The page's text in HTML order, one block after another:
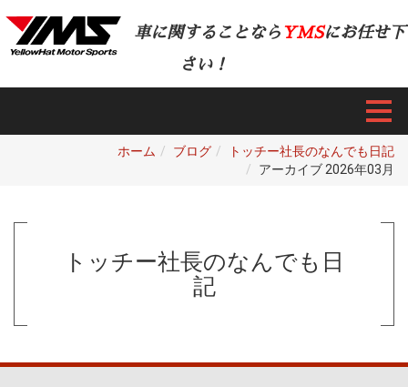
車に関することなら YMSにお任せ下
さい！
ホーム ブログ
トッチー社長のなんでも日記
アーカイブ 2026年03月
トッチー社長のなんでも日
記